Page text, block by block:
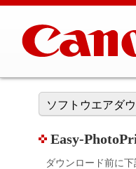
ソフトウエアダ
Easy-
ダウンロード前に